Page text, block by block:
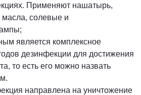
Применяют нашатырь,
масла, солевые и
является комплексное
дезинфекции для достижения
то есть его можно назвать
направлена на уничтожение